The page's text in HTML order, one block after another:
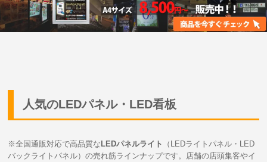
人気のLEDパネル・LED看板
※全国通販対応で高品質な LEDパネルライト
（LEDライトパネル・LED
バックライトパネル）の売れ筋ラインナップです。店舗の店頭集客やイ